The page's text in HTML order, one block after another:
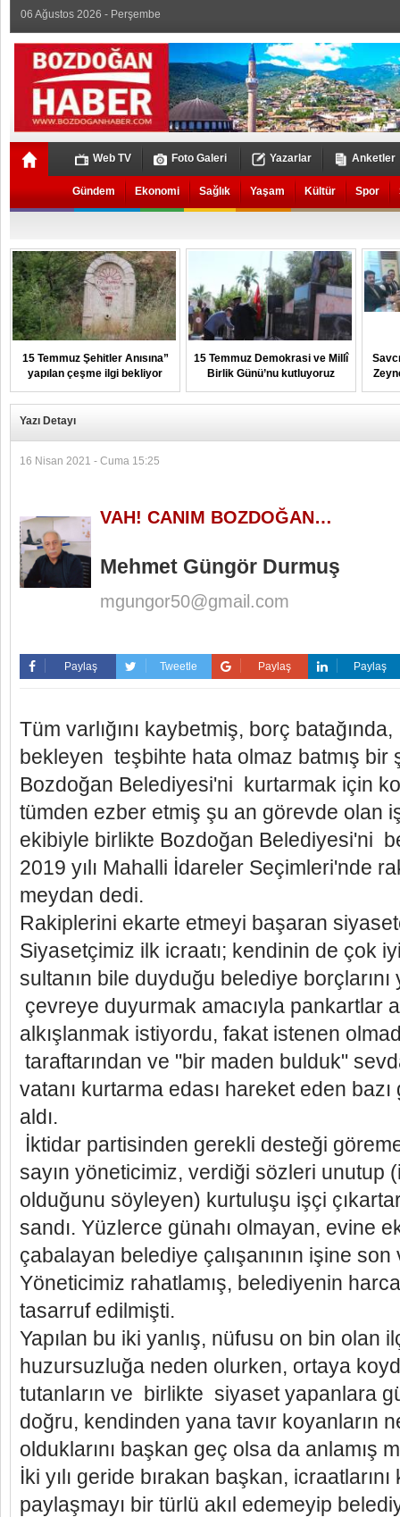
06 Ağustos 2026 - Perşembe
Web TV Foto Galeri Yazarlar Anketler
Gündem Ekonomi Sağlık Yaşam Kültür Spor
15 Temmuz Şehitler Anısına”
yapılan çeşme ilgi bekliyor
15 Temmuz Demokrasi ve Millî
Birlik Günü’nu kutluyoruz
Yazı Detayı
16 Nisan 2021 - Cuma 15:25
VAH! CANIM BOZDOĞAN…
Mehmet Güngör Durmuş
mgungor50@gmail.com
Paylaş Tweetle Paylaş Paylaş
Tüm varlığını kaybetmiş, borç
bekleyen teşbihte hata olmaz batmış bir
Bozdoğan Belediyesi'ni kurtarmak için
tümden ezber etmiş şu an görevde olan
ekibiyle birlikte Bozdoğan Belediyesi'ni
2019 yılı Mahalli İdareler Seçimleri'nde
meydan dedi.
Rakiplerini ekarte etmeyi başaran
Siyasetçimiz ilk icraatı; kendinin de çok
sultanın bile duyduğu belediye borçlarını
çevreye duyurmak amacıyla pankartlar
alkışlanmak istiyordu, fakat istenen
taraftarından ve "bir maden bulduk"
vatanı kurtarma edası hareket eden
aldı.
İktidar partisinden gerekli desteği
sayın yöneticimiz, verdiği sözleri unutup
olduğunu söyleyen) kurtuluşu işçi
sandı. Yüzlerce günahı olmayan, evine
çabalayan belediye çalışanının işine son
Yöneticimiz rahatlamış, belediyenin
tasarruf edilmişti.
Yapılan bu iki yanlış, nüfusu on bin olan
huzursuzluğa neden olurken, ortaya
tutanların ve birlikte siyaset yapanlara
doğru, kendinden yana tavır koyanların
olduklarını başkan geç olsa da anlamış
İki yılı geride bırakan başkan,
paylaşmayı bir türlü akıl edemeyip